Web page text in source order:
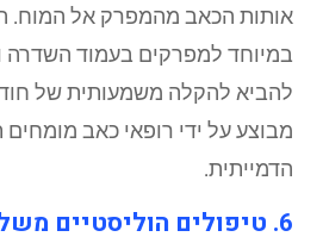
אותות הכאב מהמפרק אל המוח.
במיוחד למפרקים בעמוד השדרה
להביא להקלה משמעותית של
מבוצע על ידי רופאי כאב
הדמייתית.
6. טיפולים הוליסטיים משלימים: